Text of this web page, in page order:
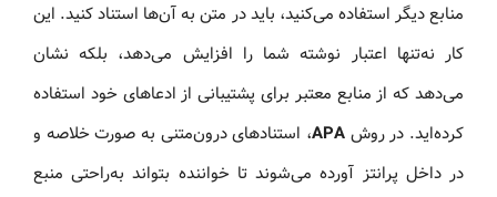
منابع دیگر استفاده می‌کنید، باید در متن به آن‌ها استناد کنید. این
کار نه‌تنها اعتبار نوشته شما را افزایش می‌دهد، بلکه نشان
می‌دهد که از منابع معتبر برای پشتیبانی از ادعاهای خود استفاده
کرده‌اید. در روش APA، استنادهای درون‌متنی به صورت خلاصه و
در داخل پرانتز آورده می‌شوند تا خواننده بتواند به‌راحتی منبع